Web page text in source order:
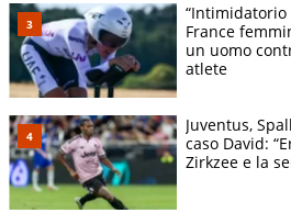
“Intimidatorio
France
un uomo
atlete
Juventus,
caso David:
Zirkzee e la